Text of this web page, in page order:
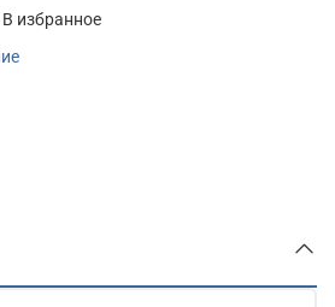
В избранное